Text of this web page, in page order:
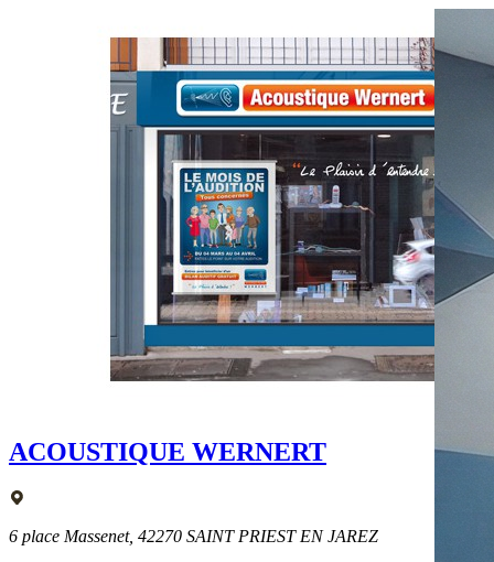
ACOUSTIQUE WERNERT
6 place Massenet, 42270 SAINT PRIEST EN JAREZ